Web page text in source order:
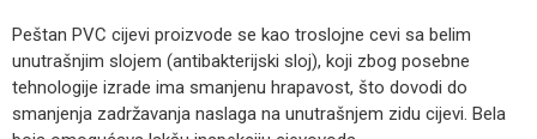
Peštan PVC cijevi proizvode se kao troslojne cevi sa belim
unutrašnjim slojem (antibakterijski sloj), koji zbog posebne
tehnologije izrade ima smanjenu hrapavost, što dovodi do
smanjenja zadržavanja naslaga na unutrašnjem zidu cijevi. Bela